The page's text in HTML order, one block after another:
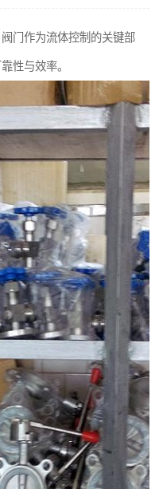
门作为流体控制的关键部
性与效率。